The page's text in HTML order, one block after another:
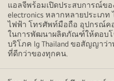
แอลจีพร้อมเปิดประสบการณ์ข
electronics หลากหลายประเภท
ไฟฟ้า โทรศัพท์มือถือ อุปกรณ์ค
ในการพัฒนาผลิตภัณฑ์ให้ตอบโ
บริโภค lg Thailand ขอสัญญาว่
ที่ดีกว่าของทุกคน.